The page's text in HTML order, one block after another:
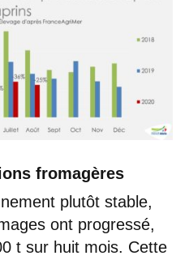
fromagères
plutôt stable,
ont progressé,
t sur huit mois. Cette